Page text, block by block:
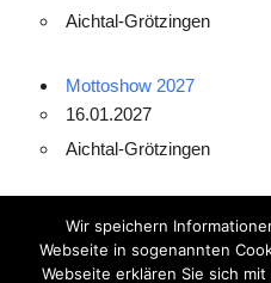
Aichtal-Grötzingen
Mottoshow 2027
16.01.2027
Aichtal-Grötzingen
Folge uns auf
Wir speichern
Webseite in sogenannten
Webseite erklären Sie sich